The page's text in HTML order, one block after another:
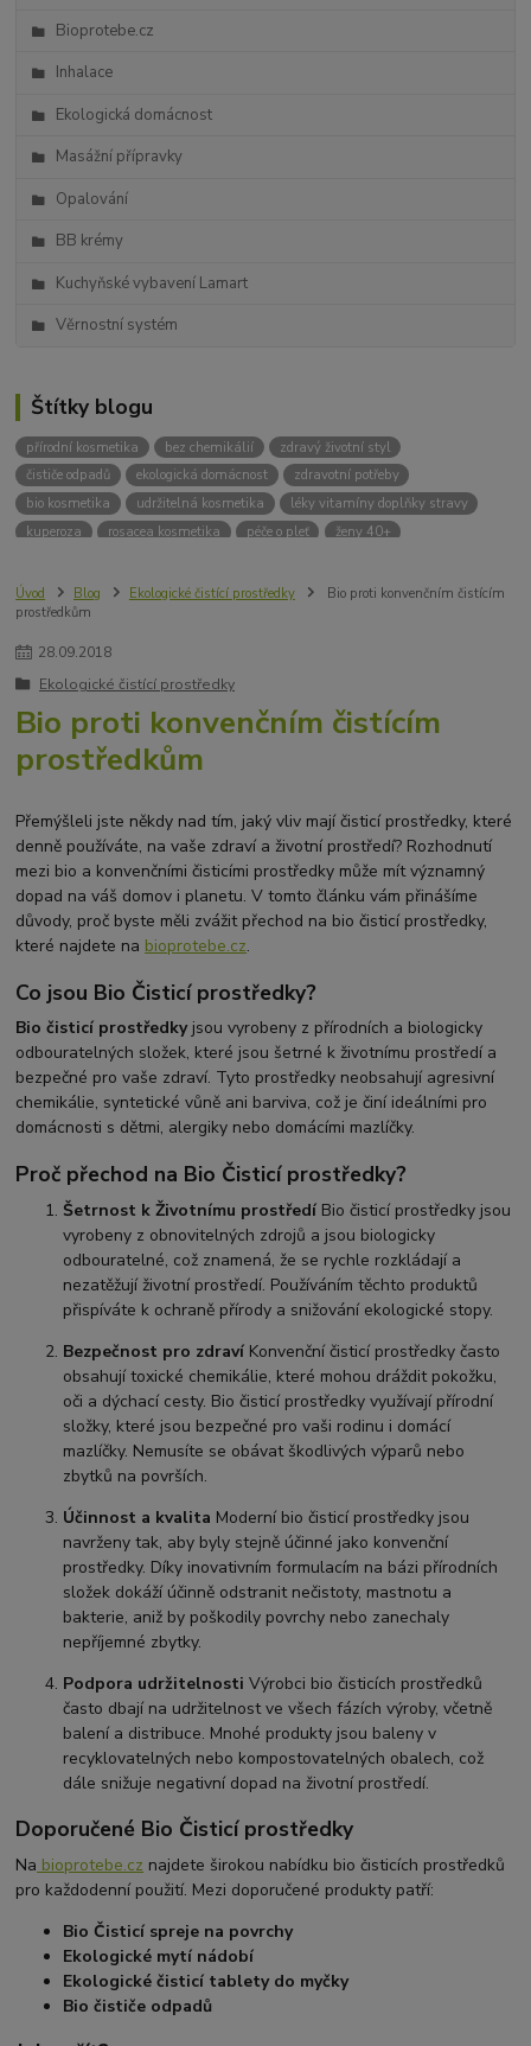
Bioprotebe.cz
Inhalace
Ekologická domácnost
Masážní přípravky
Opalování
BB krémy
Kuchyňské vybavení Lamart
Věrnostní systém
Štítky blogu
přírodní kosmetika bez chemikálií
zdravý životní styl
čističe odpadů
ekologická domácnost
zdravotní potřeby
bio kosmetika
udržitelná kosmetika
léky vitamíny doplňky stravy
kuperoza
rosacea kosmetika péče o pleť
ženy 40+
bez chemie
biodrogerie bio čističe
životní prostředí
ekologické čistící prosředky
Přírodní čistící prostředky
Suchá pokožka hlavy a lupy
Přírodní prostředky na lupy
Seboroická dermatitida a lupy
Kvasinky a lupy
diadnostické testy pH proužky
pH tester
měření moči
hodnota pH kyselý zásaditý
neutrální
měření pH
alkalická koupel
Úvod Blog Ekologické čistící prostředky
Bio proti konvenčním čistícím
prostředkům
28.09.2018
Ekologické čistící prostředky
Bio proti konvenčním čistícím
prostředkům
Přemýšleli jste někdy nad tím, jaký vliv mají čisticí prostředky, které
denně používáte, na vaše zdraví a životní prostředí? Rozhodnutí
mezi bio a konvenčními čisticími prostředky může mít významný
dopad na váš domov i planetu. V tomto článku vám přinášíme
důvody, proč byste měli zvážit přechod na bio čisticí prostředky,
které najdete na bioprotebe.cz.
Co jsou Bio Čisticí prostředky?
Bio čisticí prostředkyjsou vyrobeny z přírodních a biologicky
odbouratelných složek, které jsou šetrné k životnímu prostředí a
bezpečné pro vaše zdraví. Tyto prostředky neobsahují agresivní
chemikálie, syntetické vůně ani barviva, což je činí ideálními pro
domácnosti s dětmi, alergiky nebo domácími mazlíčky.
Proč přechod na Bio Čisticí prostředky?
Šetrnost k Životnímu prostředí Bio čisticí prostředky jsou
vyrobeny z obnovitelných zdrojů a jsou biologicky
odbouratelné, což znamená, že se rychle rozkládají a
nezatěžují životní prostředí. Používáním těchto produktů
přispíváte k ochraně přírody a snižování ekologické stopy.
Bezpečnost pro zdraví Konvenční čisticí prostředky často
obsahují toxické chemikálie, které mohou dráždit pokožku,
oči a dýchací cesty. Bio čisticí prostředky využívají přírodní
složky, které jsou bezpečné pro vaši rodinu i domácí
mazlíčky. Nemusíte se obávat škodlivých výparů nebo
zbytků na površích.
Účinnost a kvalita Moderní bio čisticí prostředky jsou
navrženy tak, aby byly stejně účinné jako konvenční
prostředky. Díky inovativním formulacím na bázi přírodních
složek dokáží účinně odstranit nečistoty, mastnotu a
bakterie, aniž by poškodily povrchy nebo zanechaly
nepříjemné zbytky.
Podpora udržitelnosti Výrobci bio čisticích prostředků
často dbají na udržitelnost ve všech fázích výroby, včetně
balení a distribuce. Mnohé produkty jsou baleny v
recyklovatelných nebo kompostovatelných obalech, což
dále snižuje negativní dopad na životní prostředí.
Doporučené Bio Čisticí prostředky
Na bioprotebe.cz najdete širokou nabídku bio čisticích prostředků
pro každodenní použití. Mezi doporučené produkty patří:
Bio Čisticí spreje na povrchy
Ekologické mytí nádobí
Ekologické čisticí tablety do myčky
Bio čističe odpadů